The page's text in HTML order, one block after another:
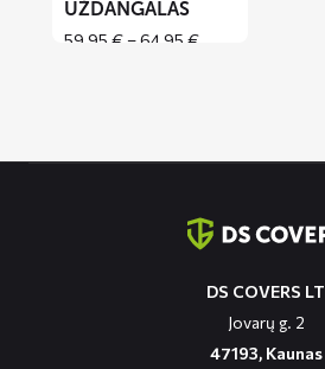
UŽDANGALAS
59,95 €–64,95 €Price
DS COVERS LT
Jovarų g. 2
47193, Kaunas